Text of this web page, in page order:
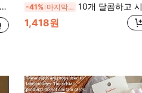
-41% 마지막 3일 10개 달콤하고 시원한 실버 나비매듭 노트 헤어 타이, 진주 엄지 헤어 링, 귀여운 한국 스타일 포니테일 홀더, 탄성 헤어 밴드, 소녀들을 위한 패션 헤어 액세서리, 일상복 및 파티에 적합
1,418원